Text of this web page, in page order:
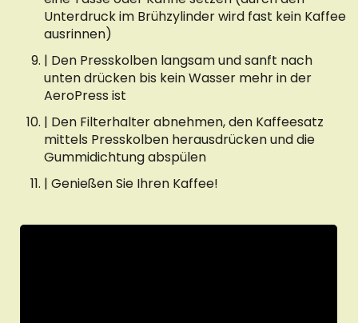
Unterdruck im Brühzylinder wird fast kein Kaffee
ausrinnen)
| Den Presskolben langsam und sanft nach
unten drücken bis kein Wasser mehr in der
AeroPress ist
| Den Filterhalter abnehmen, den Kaffeesatz
mittels Presskolben herausdrücken und die
Gummidichtung abspülen
| Genießen Sie Ihren Kaffee!